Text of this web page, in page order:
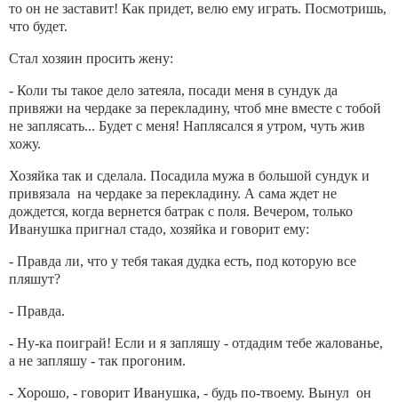
то он не заставит! Как придет, велю ему играть. Посмотришь,
что будет.
Стал хозяин просить жену:
- Коли ты такое дело затеяла, посади меня в сундук да
привяжи на чердаке за перекладину, чтоб мне вместе с тобой
не заплясать... Будет с меня! Наплясался я утром, чуть жив
хожу.
Хозяйка так и сделала. Посадила мужа в большой сундук и
привязала на чердаке за перекладину. А сама ждет не
дождется, когда вернется батрак с поля. Вечером, только
Иванушка пригнал стадо, хозяйка и говорит ему:
- Правда ли, что у тебя такая дудка есть, под которую все
пляшут?
- Правда.
- Ну-ка поиграй! Если и я запляшу - отдадим тебе жалованье,
а не запляшу - так прогоним.
- Хорошо, - говорит Иванушка, - будь по-твоему. Вынул он